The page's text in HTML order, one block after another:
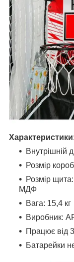
Характеристики:
Внутрішній
Розмір
Розмір
МДФ
Вага: 15,4 кг
Виробник:
Працює від
Батарейки